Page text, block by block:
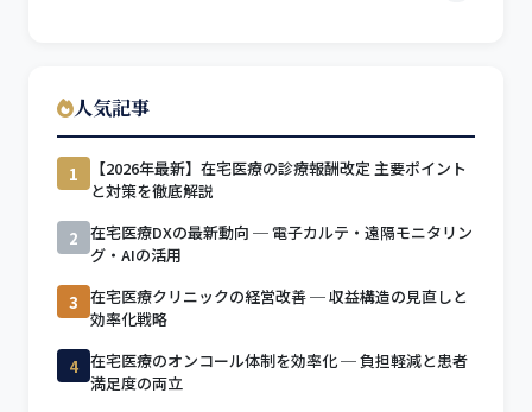
人気記事
1
【2026年最新】在宅医療の診療報酬改定 主要ポイント
と対策を徹底解説
2 在宅医療DXの最新動向 ─ 電子カルテ・遠隔モニタリン
グ・AIの活用
3 在宅医療クリニックの経営改善 ─ 収益構造の見直しと
効率化戦略
4 在宅医療のオンコール体制を効率化 ─ 負担軽減と患者
満足度の両立